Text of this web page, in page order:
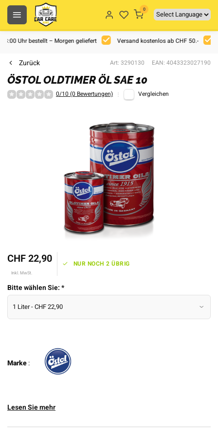
0
Uhr bestellt – Morgen geliefert Versand kostenlos ab CHF 50.-
Zurück Art: 3290130 EAN: 4043323027190
ÖSTOL OLDTIMER ÖL SAE 10
0/10 (0 Bewertungen) Vergleichen
CHF 22,90
Inkl. MwSt.
NUR NOCH 2 ÜBRIG
Bitte wählen Sie:*
Marke:
Lesen Sie mehr